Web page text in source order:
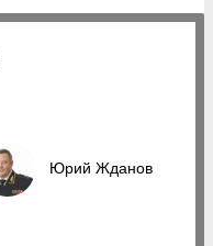
Юрий Жданов